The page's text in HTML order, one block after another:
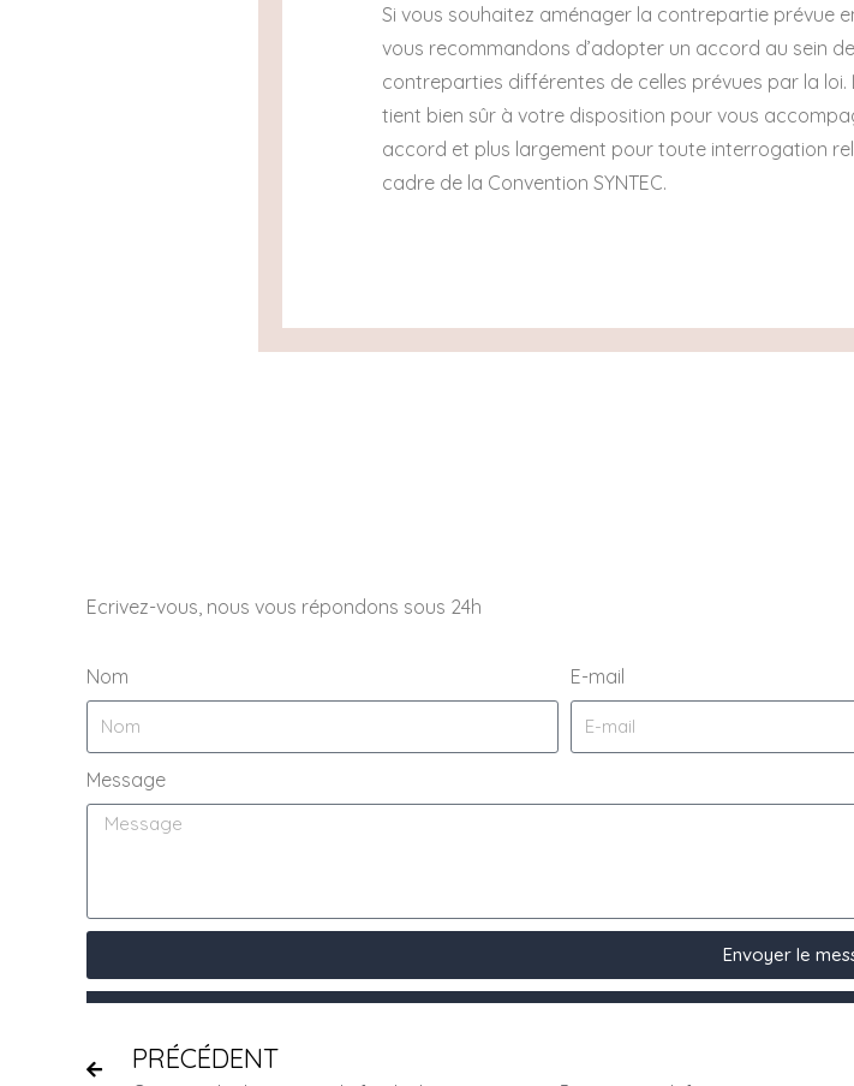
Si vous souhaitez aménager la contrepartie prévue
vous recommandons d’adopter un accord au sein
contreparties différentes de celles prévues par la loi.
tient bien sûr à votre disposition pour vous
accord et plus largement pour toute interrogation
cadre de la Convention SYNTEC.
Ecrivez-vous, nous vous répondons sous 24h
Nom E-mail
Message
Envoyer le
PRÉCÉDENT